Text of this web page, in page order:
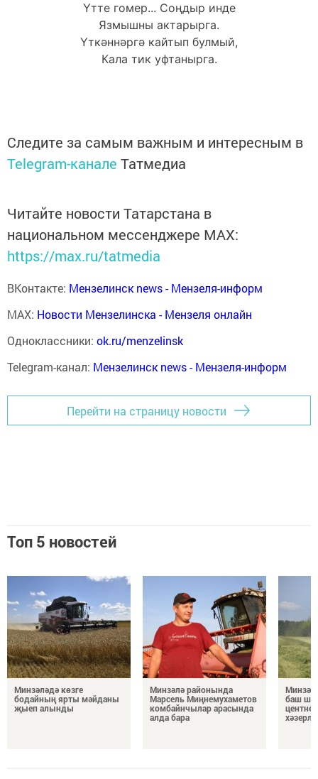
Үтте гомер... Соңдыр инде
Язмышны актарырга.
Үткәннәргә кайтып булмый,
Кала тик уфтанырга.
Следите за самым важным и интересным в
Telegram-канале Татмедиа
Читайте новости Татарстана в
национальном мессенджере MАХ:
https://max.ru/tatmedia
ВКонтакте: Мензелинск news - Мензеля-информ
MAX: Новости Мензелинска - Мензеля онлайн
Одноклассники: ok.ru/menzelinsk
Telegram-канал: Мензелинск news - Мензеля-информ
Перейти на страницу новости
Топ 5 новостей
Минзәләдә көзге
бодайның ярты мәйданы
җыеп алынды
Минзәлә районында
Марсель Миңнемухаметов
комбайнчылар арасында
алда бара
баш